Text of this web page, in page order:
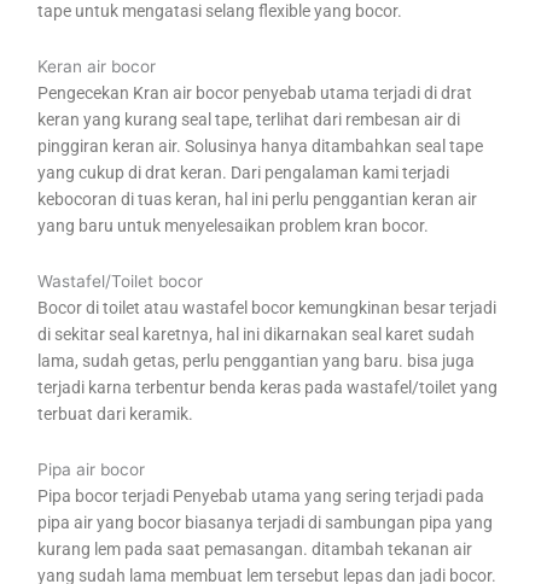
tape untuk mengatasi selang flexible yang bocor.
Keran air bocor
Pengecekan Kran air bocor penyebab utama terjadi di drat
keran yang kurang seal tape, terlihat dari rembesan air di
pinggiran keran air. Solusinya hanya ditambahkan seal tape
yang cukup di drat keran. Dari pengalaman kami terjadi
kebocoran di tuas keran, hal ini perlu penggantian keran air
yang baru untuk menyelesaikan problem kran bocor.
Wastafel/Toilet bocor
Bocor di toilet atau wastafel bocor kemungkinan besar terjadi
di sekitar seal karetnya, hal ini dikarnakan seal karet sudah
lama, sudah getas, perlu penggantian yang baru. bisa juga
terjadi karna terbentur benda keras pada wastafel/toilet yang
terbuat dari keramik.
Pipa air bocor
Pipa bocor terjadi Penyebab utama yang sering terjadi pada
pipa air yang bocor biasanya terjadi di sambungan pipa yang
kurang lem pada saat pemasangan. ditambah tekanan air
yang sudah lama membuat lem tersebut lepas dan jadi bocor.